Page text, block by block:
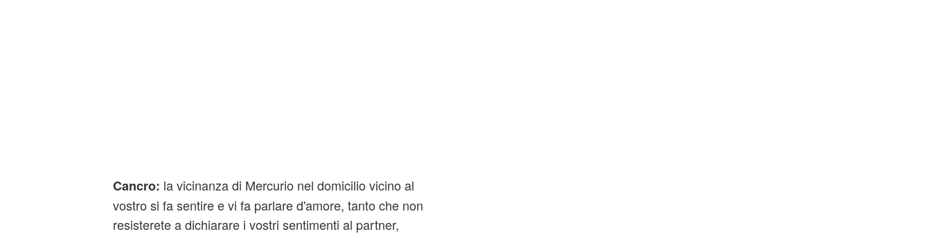
Cancro: la vicinanza di Mercurio nel domicilio vicino al
vostro si fa sentire e vi fa parlare d'amore, tanto che non
resisterete a dichiarare i vostri sentimenti al partner,